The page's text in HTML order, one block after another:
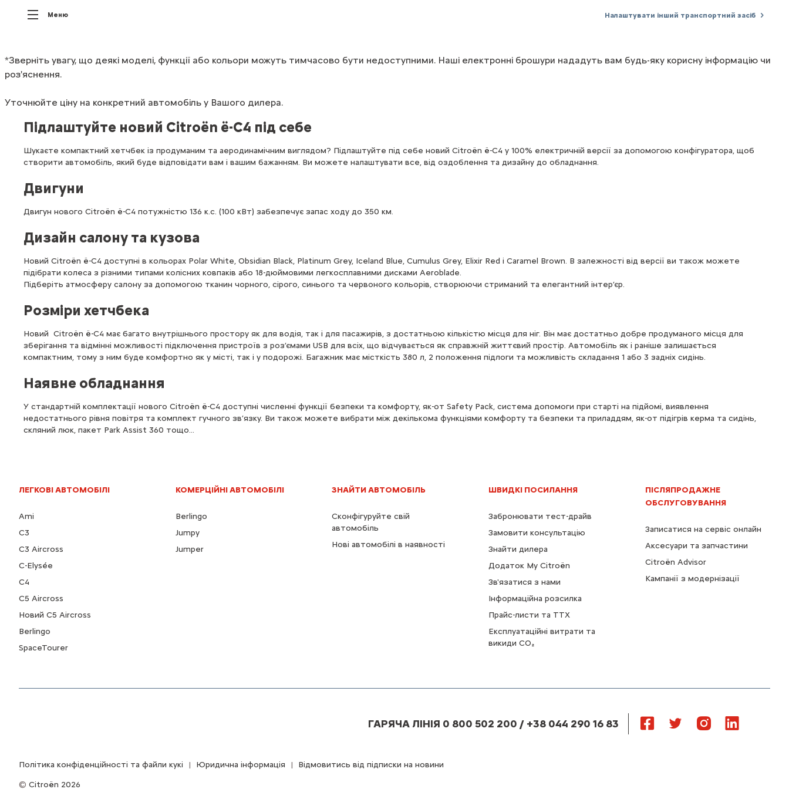
Меню Налаштувати інший транспортний засіб
*Зверніть увагу, що деякі моделі, функції або кольори можуть тимчасово бути недоступними. Наші електронні брошури нададуть вам будь-яку корисну інформацію чи
роз'яснення.
Уточнюйте ціну на конкретний автомобіль у Вашого дилера.
Підлаштуйте новий Citroën ë-C4 під себе
Шукаєте компактний хетчбек із продуманим та аеродинамічним виглядом? Підлаштуйте під себе новий Citroën ë-C4 у 100% електричній версії за допомогою конфігуратора, щоб
створити автомобіль, який буде відповідати вам і вашим бажанням. Ви можете налаштувати все, від оздоблення та дизайну до обладнання.
Двигуни
Двигун нового Citroën ë-C4 потужністю 136 к.с. (100 кВт) забезпечує запас ходу до 350 км.
Дизайн салону та кузова
Новий Citroën ë-C4 доступні в кольорах Polar White, Obsidian Black, Platinum Grey, Iceland Blue, Cumulus Grey, Elixir Red і Caramel Brown. В залежності від версії ви також можете
підібрати колеса з різними типами колісних ковпаків або 18-дюймовими легкосплавними дисками Aeroblade.
Підберіть атмосферу салону за допомогою тканин чорного, сірого, синього та червоного кольорів, створюючи стриманий та елегантний інтер’єр.
Розміри хетчбека
Новий Citroën ë-C4 має багато внутрішнього простору як для водія, так і для пасажирів, з достатньою кількістю місця для ніг. Він має достатньо добре продуманого місця для
зберігання та відмінні можливості підключення пристроїв з роз’ємами USB для всіх, що відчувається як справжній життєвий простір. Автомобіль як і раніше залишається
компактним, тому з ним буде комфортно як у місті, так і у подорожі. Багажник має місткість 380 л, 2 положення підлоги та можливість складання 1 або 3 задніх сидінь.
Наявне обладнання
У стандартній комплектації нового Citroën ë-C4 доступні численні функції безпеки та комфорту, як-от Safety Pack, система допомоги при старті на підйомі, виявлення
недостатнього рівня повітря та комплект гучного зв’язку. Ви також можете вибрати між декількома функціями комфорту та безпеки та приладдям, як-от підігрів керма та сидінь,
скляний люк, пакет Park Assist 360 тощо...
ЛЕГКОВІ АВТОМОБІЛІ
Ami
C3
C3 Aircross
C-Elysée
С4
С5 Aircross
Новий С5 Aircross
Berlingo
SpaceTourer
КОМЕРЦІЙНІ АВТОМОБІЛІ
Berlingo
Jumpy
Jumper
ЗНАЙТИ АВТОМОБІЛЬ
Сконфігуруйте свій
автомобіль
Нові автомобілі в наявності
ШВИДКІ ПОСИЛАННЯ
Забронювати тест-драйв
Замовити консультацію
Знайти дилера
Додаток My Citroën
Зв'язатися з нами
Інформаційна розсилка
Прайс-листи та ТТХ
Експлуатаційні витрати та
викиди CO₂
ПІСЛЯПРОДАЖНЕ
ОБСЛУГОВУВАННЯ
Записатися на сервіс онлайн
Аксесуари та запчастини
Citroën Advisor
Кампанії з модернізації
ГАРЯЧА ЛІНІЯ 0 800 502 200 / +38 044 290 16 83
Citroën 2026
Політика конфіденційності та файли кукі Юридична інформація Відмовитись від підписки на новини